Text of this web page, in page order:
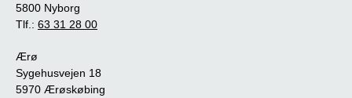
5800 Nyborg
Tlf.: 63 31 28 00
Ærø
Sygehusvejen 18
5970 Ærøskøbing